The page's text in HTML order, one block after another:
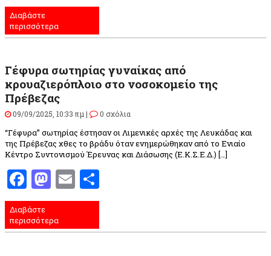
Διαβάστε
περισσότερα
Γέφυρα σωτηρίας γυναίκας από
κρουαζιερόπλοιο στο νοσοκομείο της
Πρέβεζας
09/09/2025, 10:33 πμ | 0 σχόλια
“Γέφυρα” σωτηρίας έστησαν οι Λιμενικές αρχές της Λευκάδας και
της Πρέβεζας χθες το βράδυ όταν ενημερώθηκαν από το Ενιαίο
Κέντρο Συντονισμού Έρευνας και Διάσωσης (Ε.Κ.Σ.Ε.Δ.) […]
Facebook
Mastodon
Email
Διαβάστε
περισσότερα